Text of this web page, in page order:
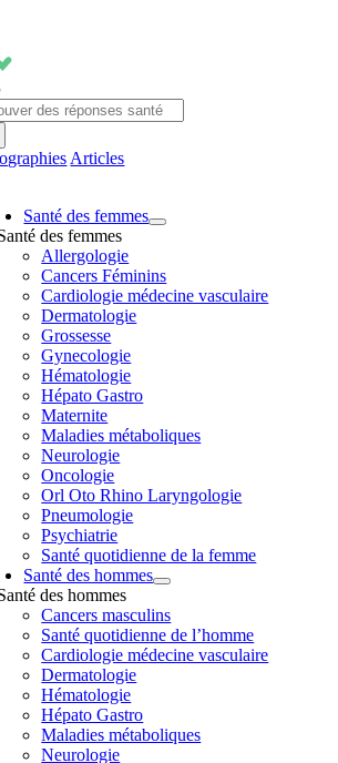
contenu
Articles
Santé des femmes
des femmes
Allergologie
Cancers Féminins
Cardiologie médecine vasculaire
Dermatologie
Grossesse
Gynecologie
Hématologie
Hépato Gastro
Maternite
Maladies métaboliques
Neurologie
Oncologie
Orl Oto Rhino Laryngologie
Pneumologie
Psychiatrie
Santé quotidienne de la femme
Santé des hommes
des hommes
Cancers masculins
Santé quotidienne de l’homme
Cardiologie médecine vasculaire
Dermatologie
Hématologie
Hépato Gastro
Maladies métaboliques
Neurologie